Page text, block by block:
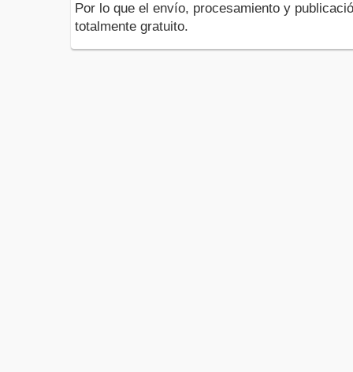
Por lo que el envío, procesamiento y
totalmente gratuito.